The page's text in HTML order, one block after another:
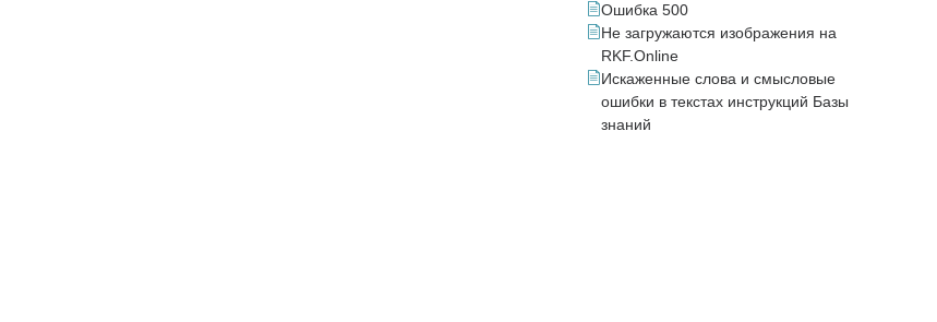
Ошибка 500
Не загружаются изображения на
RKF.Online
Искаженные слова и смысловые
ошибки в текстах инструкций Базы
знаний